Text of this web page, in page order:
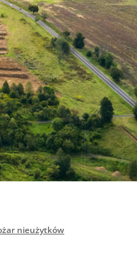
nieużytków